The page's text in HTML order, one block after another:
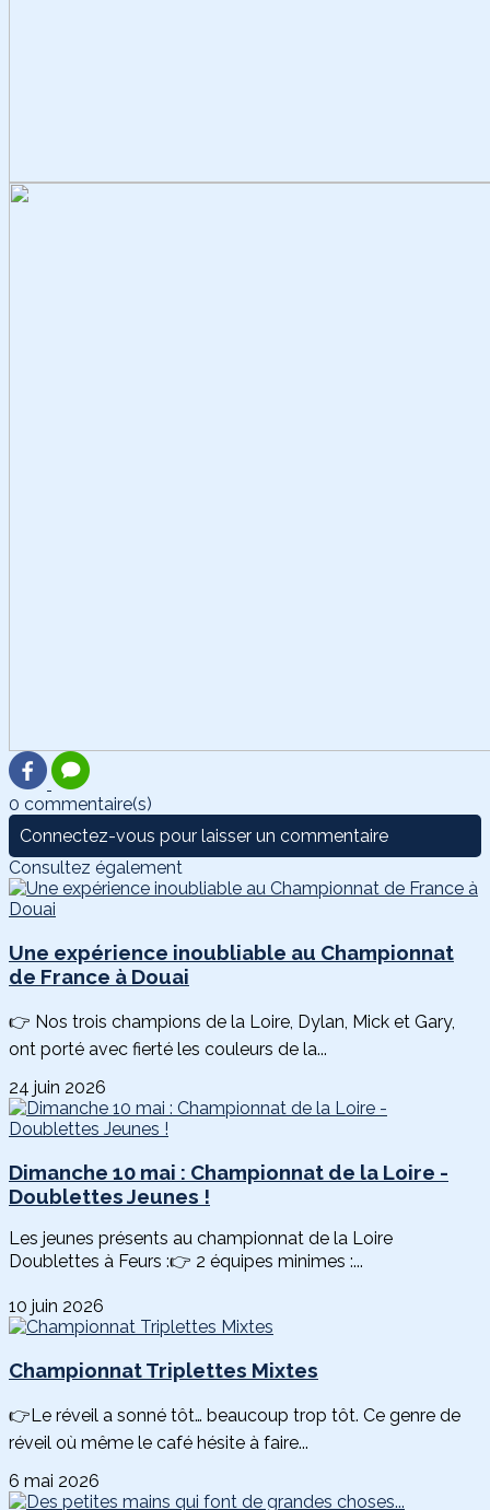
0 commentaire(s)
Connectez-vous pour laisser un commentaire
Consultez également
Une expérience inoubliable au Championnat
de France à Douai
👉 Nos trois champions de la Loire, Dylan, Mick et Gary,
ont porté avec fierté les couleurs de la...
24 juin 2026
Dimanche 10 mai : Championnat de la Loire -
Doublettes Jeunes !
Les jeunes présents au championnat de la Loire
Doublettes à Feurs :👉 2 équipes minimes :...
10 juin 2026
Championnat Triplettes Mixtes
👉Le réveil a sonné tôt… beaucoup trop tôt. Ce genre de
réveil où même le café hésite à faire...
6 mai 2026